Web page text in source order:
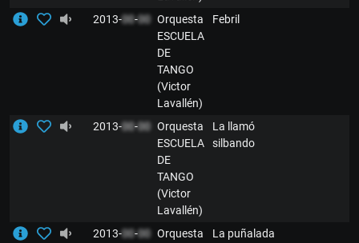
2013-00-00 Orquesta
ESCUELA
DE
TANGO
(Victor
Lavallén)
Febril
2013-00-00 Orquesta
ESCUELA
DE
TANGO
(Victor
Lavallén)
La llamó
silbando
2013-00-00 Orquesta
La puñalada